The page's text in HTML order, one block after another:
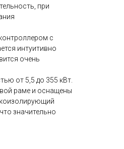
при
с
интуитивно
очень
от 5,5 до 355 кВт.
раме и оснащены
значительно